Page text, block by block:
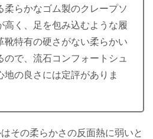
柔らかなゴム製のクレープソ
高く、足を包み込むような履
靴特有の硬さがない柔らかい
で、流石コンフォートシュ
の良さには定評がありま
その柔らかさの反面熱に弱いと